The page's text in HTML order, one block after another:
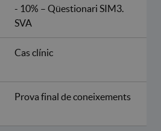
- 10% – Qüestionari SIM3.
SVA
Cas clínic
Prova final de coneixements